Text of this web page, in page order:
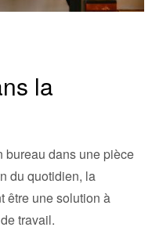
la
bureau dans une pièce
du quotidien, la
être une solution à
travail.